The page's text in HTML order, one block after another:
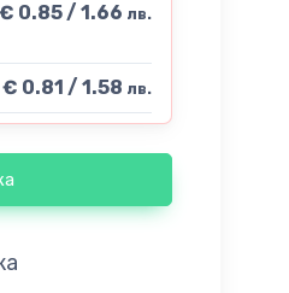
€ 0.85 / 1.66 лв.
€ 0.81 / 1.58 лв.